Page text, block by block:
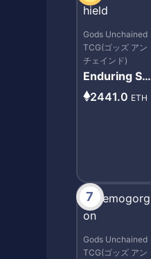
Gods Unchained
TCG(ゴッズ アン
チェインド)
Enduring Shi
eld
2441.0 ETH
7
Gods Unchained
TCG(ゴッズ アン